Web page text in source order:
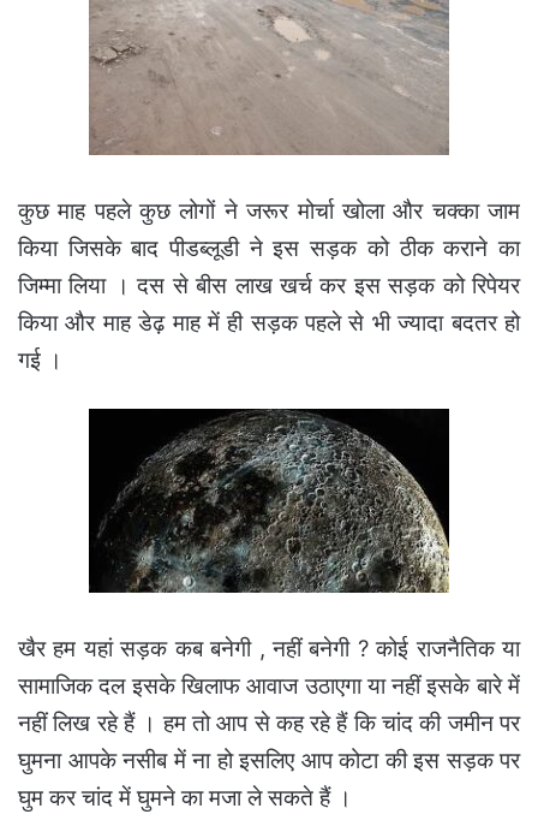
कुछ माह पहले कुछ लोगों ने जरूर मोर्चा खोला और चक्का जाम
किया जिसके बाद पीडब्लूडी ने इस सड़क को ठीक कराने का
जिम्मा लिया । दस से बीस लाख खर्च कर इस सड़क को रिपेयर
किया और माह डेढ़ माह में ही सड़क पहले से भी ज्यादा बदतर हो
गई ।
खैर हम यहां सड़क कब बनेगी , नहीं बनेगी ? कोई राजनैतिक या
सामाजिक दल इसके खिलाफ आवाज उठाएगा या नहीं इसके बारे में
नहीं लिख रहे हैं । हम तो आप से कह रहे हैं कि चांद की जमीन पर
घुमना आपके नसीब में ना हो इसलिए आप कोटा की इस सड़क पर
घुम कर चांद में घुमने का मजा ले सकते हैं ।